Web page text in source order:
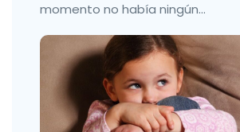
momento no había ningún...